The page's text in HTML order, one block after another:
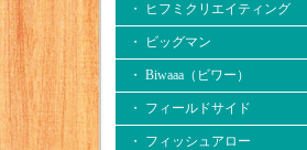
・ ヒフミクリエイティング
・ ビッグマン
・ Biwaaa（ビワー）
・ フィールドサイド
・ フィッシュアロー